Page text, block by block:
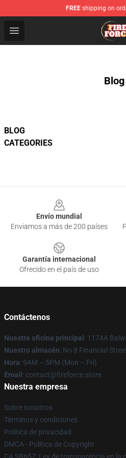
FREE shipping on
Open menu
Fire Force Store - Official
Blog
BLOG
CATEGORIES
Envío mundial
Enviamos a más de 200 países
Garantía internacional
Ofrecido en el país de uso
Contáctenos
Nuestra oficina principal : 1174A
Nuestro almacén: No 8 Financial
Hora: 9AM – 5PM (Mon – Fri)
Email : contact@fireforce.store
Nuestra empresa
Sobre nosotros
Términos y condiciones
Política de privacidad
DMCA - Política de Copyright